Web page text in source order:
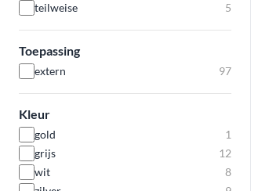
teilweise
5
Toepassing
extern 97
Kleur
gold
1
grijs
12
wit
8